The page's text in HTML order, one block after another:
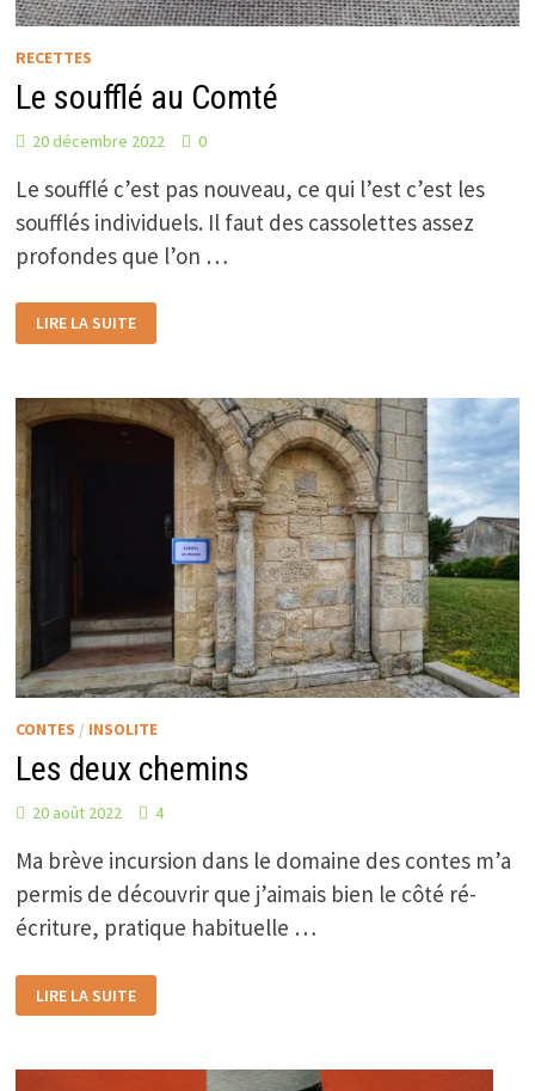
RECETTES
Le soufflé au Comté
20 décembre 2022 0
Le soufflé c’est pas nouveau, ce qui l’est c’est les
soufflés individuels. Il faut des cassolettes assez
profondes que l’on …
SOUFFLÉ
AU
LIRE LA SUITE
CONTES / INSOLITE
Les deux chemins
20 août 2022 4
Ma brève incursion dans le domaine des contes m’a
permis de découvrir que j’aimais bien le côté ré-
écriture, pratique habituelle …
DEUX
CHEMINS
LIRE LA SUITE